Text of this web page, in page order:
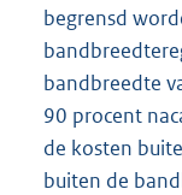
begrensd
bandbreedte
90 procent
de kosten
buiten de